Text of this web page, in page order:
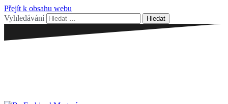
Přejít k obsahu webu
Vyhledávání